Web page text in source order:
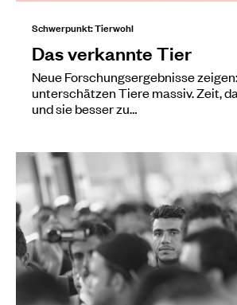
Schwerpunkt: Tierwohl
Das verkannte Tier
Neue Forschungsergebnisse
unterschätzen Tiere massiv. Zeit,
und sie besser zu…